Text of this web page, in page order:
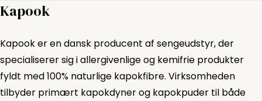
Kapook
Kapook er en dansk producent af sengeudstyr, der
specialiserer sig i allergivenlige og kemifrie produkter
fyldt med 100% naturlige kapokfibre. Virksomheden
tilbyder primært kapokdyner og kapokpuder til både